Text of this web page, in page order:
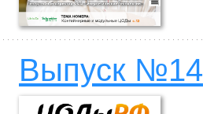
Выпуск №14